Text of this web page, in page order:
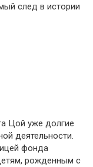
след в истории
Цой уже долгие
деятельности.
фонда
рожденным с